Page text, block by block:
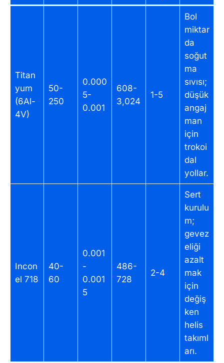
Titan
yum
(6Al-
4V)
50-
250
0.000
5-
0.001
608-
3,024
1-5
Bol
miktar
da
soğut
ma
sıvısı;
düşük
angaj
man
için
trokoi
dal
yollar.
Incon
el 718
40-
60
0.001
-
0.001
5
486-
728
2-4
Sert
kurulu
m;
gevez
eliği
azalt
mak
için
değiş
ken
helis
takıml
arı.